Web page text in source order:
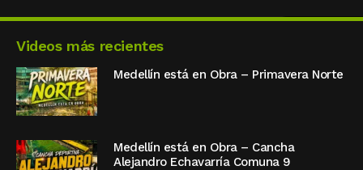
Videos más recientes
Medellín está en Obra – Primavera Norte
Medellín está en Obra – Cancha
Alejandro Echavarría Comuna 9